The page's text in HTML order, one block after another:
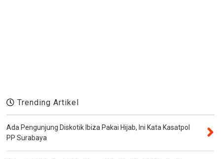
Trending Artikel
Ada Pengunjung Diskotik Ibiza Pakai Hijab, Ini Kata Kasatpol
PP Surabaya